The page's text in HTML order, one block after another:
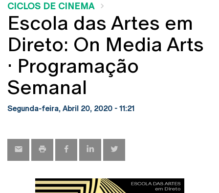
CICLOS DE CINEMA
Escola das Artes em
Direto: On Media Arts
· Programação
Semanal
Segunda-feira, Abril 20, 2020 - 11:21